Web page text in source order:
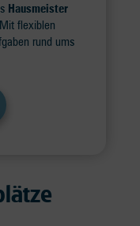
Hausmeister
flexiblen
rund ums